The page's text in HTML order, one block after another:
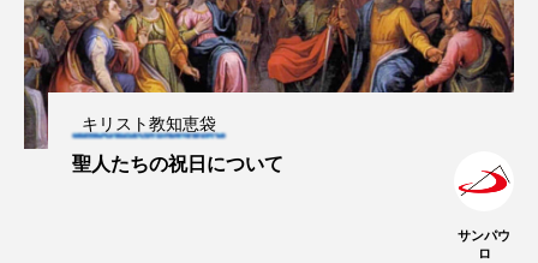
キリスト教知恵袋
聖人たちの祝日について
サンパウ
ロ